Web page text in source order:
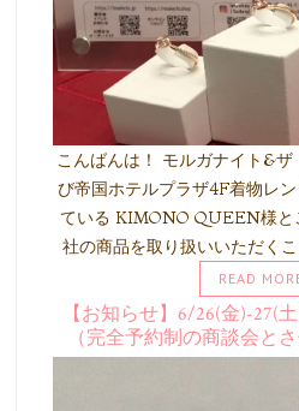
こんばんは！ モルガナイト&
び帝国ホテルプラザ4F着物レ
ている KIMONO QUEEN様と
社の商品を取り扱いいただく
READ
【お知らせ】6/26(金)-27(
（完全予約制の商談会と